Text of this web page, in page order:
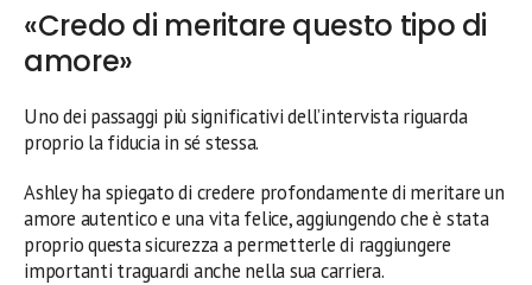
«Credo di meritare questo tipo di
amore»
Uno dei passaggi più significativi dell’intervista riguarda
proprio la fiducia in sé stessa.
Ashley ha spiegato di credere profondamente di meritare un
amore autentico e una vita felice, aggiungendo che è stata
proprio questa sicurezza a permetterle di raggiungere
importanti traguardi anche nella sua carriera.